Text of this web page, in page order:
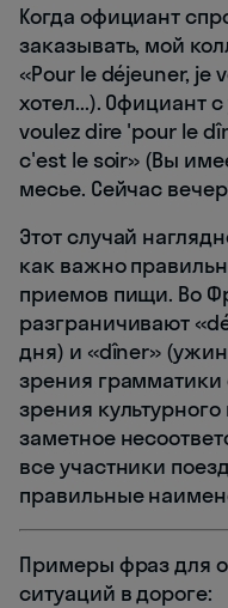
Когда официант
заказывать, мой
«Pour le déjeuner, je
хотел...). Официант
voulez dire 'pour le
c'est le soir» (Вы
месье. Сейчас
Этот случай
как важно
приемов пищи. Во
разграничивают
дня) и «dîner»
зрения
зрения
заметное
все участники
правильные
Примеры фраз для
ситуаций в дороге: